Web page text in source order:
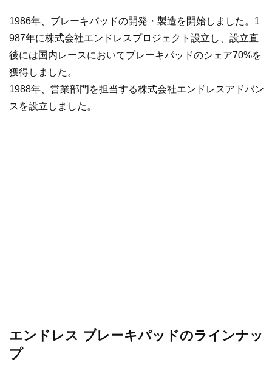
1986年、ブレーキパッドの開発・製造を開始しました。1
987年に株式会社エンドレスプロジェクト設立し、設立直
後には国内レースにおいてブレーキパッドのシェア70%を
獲得しました。
1988年、営業部門を担当する株式会社エンドレスアドバン
スを設立しました。
エンドレス ブレーキパッドのラインナッ
プ